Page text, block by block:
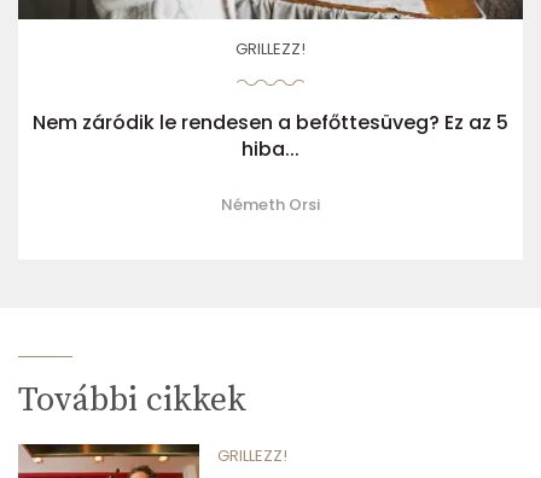
GRILLEZZ!
Nem záródik le rendesen a befőttesüveg? Ez az 5
hiba...
Németh Orsi
További cikkek
GRILLEZZ!